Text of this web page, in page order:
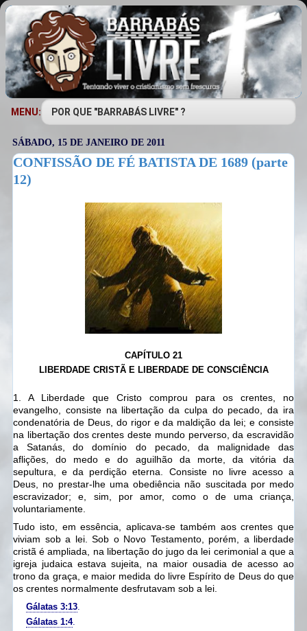
MENU:
SÁBADO, 15 DE JANEIRO DE 2011
CONFISSÃO DE FÉ BATISTA DE 1689 (parte
12)
CAPÍTULO 21
LIBERDADE CRISTÃ E LIBERDADE DE CONSCIÊNCIA
1. A Liberdade que Cristo comprou para os crentes, no
evangelho, consiste na libertação da culpa do pecado, da ira
condenatória de Deus, do rigor e da maldição da lei; e consiste
na libertação dos crentes deste mundo perverso, da escravidão
a Satanás,
do domínio do pecado, da malignidade das
aflições,
do medo e do aguilhão da morte, da vitória da
sepultura, e da perdição eterna.
Consiste no livre acesso a
Deus, no prestar-lhe uma obediência não suscitada por medo
escravizador;
e, sim, por amor, como o de uma criança,
voluntariamente.
Tudo isto, em essência, aplicava-se também aos crentes que
viviam sob a lei. Sob o Novo Testamento, porém, a liberdade
cristã é ampliada, na libertação do jugo da lei cerimonial a que a
igreja judaica estava sujeita, na maior ousadia de acesso ao
trono da graça, e maior medida do livre Espírito de Deus do que
os crentes normalmente desfrutavam sob a lei.
Gálatas 3:13.
Gálatas 1:4.